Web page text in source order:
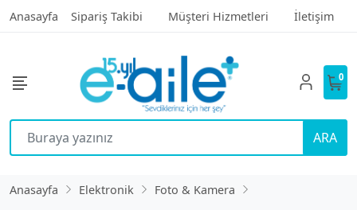
Anasayfa Sipariş Takibi Müşteri Hizmetleri İletişim
ARA
0
Anasayfa Elektronik
Foto & Kamera